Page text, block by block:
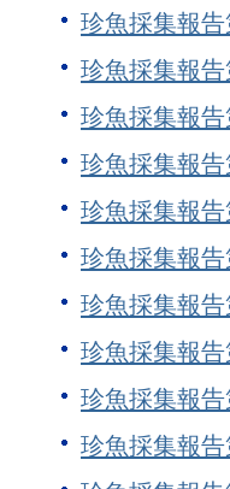
珍魚採集報
珍魚採集報
珍魚採集報
珍魚採集報
珍魚採集報
珍魚採集報
珍魚採集報
珍魚採集報
珍魚採集報
珍魚採集報